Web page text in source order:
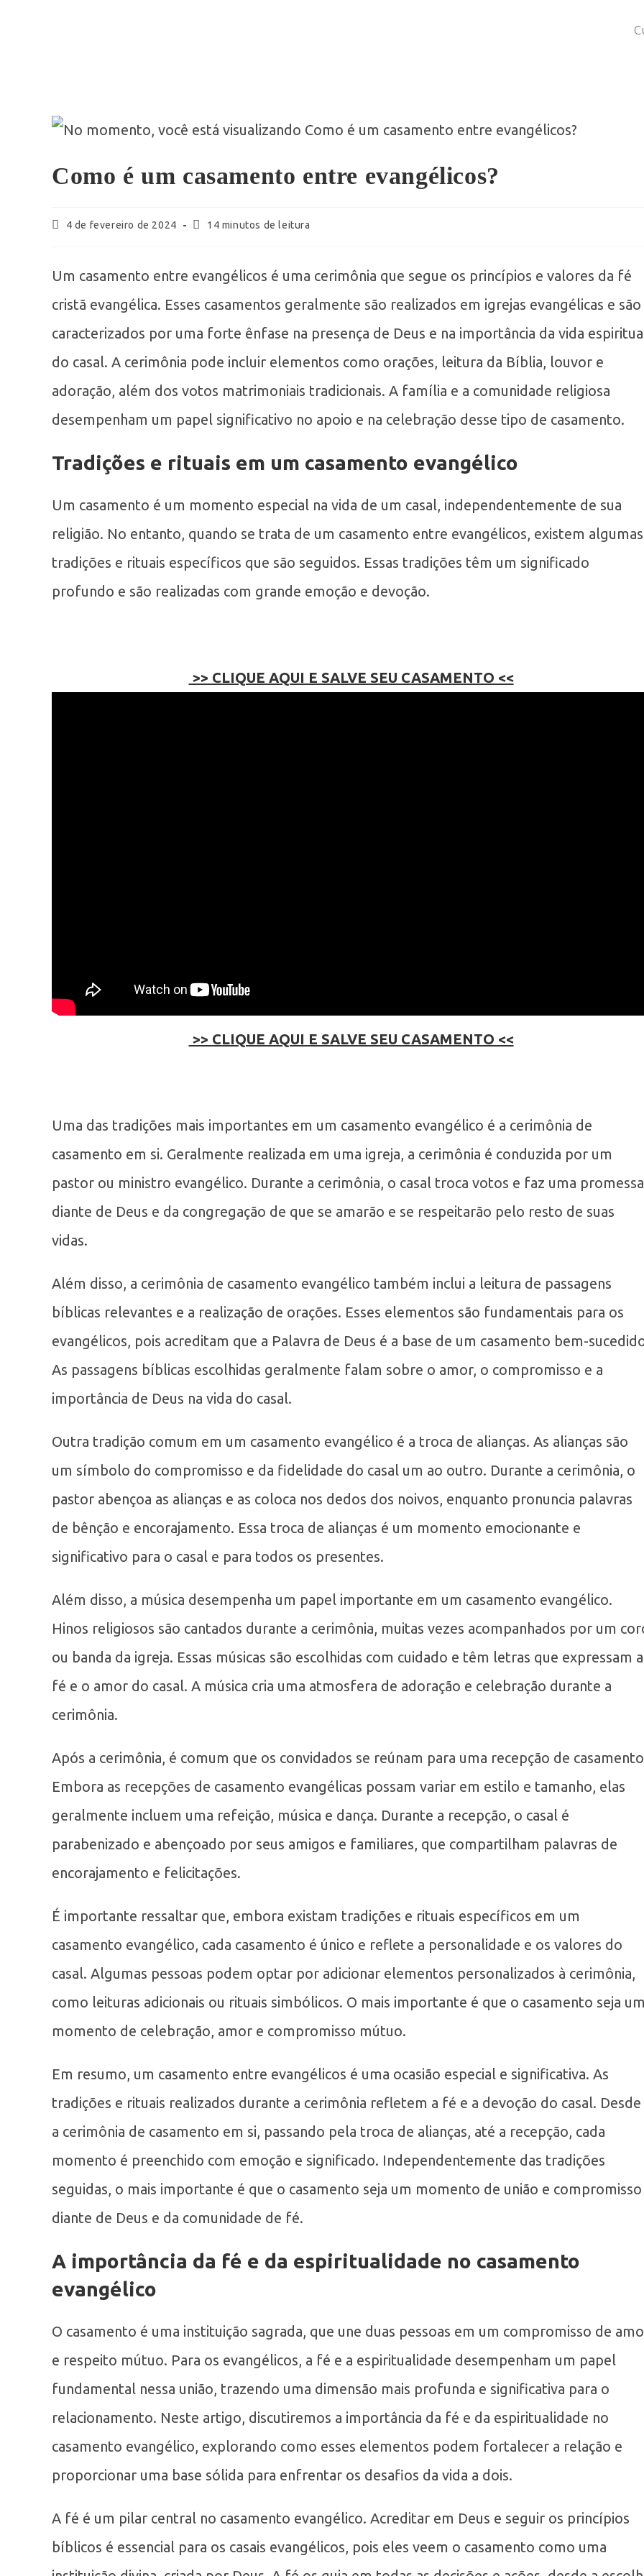
Como é um casamento entre evangélicos?
4 de fevereiro de 2024 14 minutos de leitura
Um casamento entre evangélicos é uma cerimônia que segue os princípios e valores da fé
cristã evangélica. Esses casamentos geralmente são realizados em igrejas evangélicas e são
caracterizados por uma forte ênfase na presença de Deus e na importância da vida
do casal. A cerimônia pode incluir elementos como orações, leitura da Bíblia, louvor e
adoração, além dos votos matrimoniais tradicionais. A família e a comunidade religiosa
desempenham um papel significativo no apoio e na celebração desse tipo de casamento.
Tradições e rituais em um casamento evangélico
Um casamento é um momento especial na vida de um casal, independentemente de sua
religião. No entanto, quando se trata de um casamento entre evangélicos, existem algumas
tradições e rituais específicos que são seguidos. Essas tradições têm um significado
profundo e são realizadas com grande emoção e devoção.
>> CLIQUE AQUI E SALVE SEU CASAMENTO <<
>> CLIQUE AQUI E SALVE SEU CASAMENTO <<
Uma das tradições mais importantes em um casamento evangélico é a cerimônia de
casamento em si. Geralmente realizada em uma igreja, a cerimônia é conduzida por um
pastor ou ministro evangélico. Durante a cerimônia, o casal troca votos e faz uma promessa
diante de Deus e da congregação de que se amarão e se respeitarão pelo resto de suas
vidas.
Além disso, a cerimônia de casamento evangélico também inclui a leitura de passagens
bíblicas relevantes e a realização de orações. Esses elementos são fundamentais para os
evangélicos, pois acreditam que a Palavra de Deus é a base de um casamento bem-
As passagens bíblicas escolhidas geralmente falam sobre o amor, o compromisso e a
importância de Deus na vida do casal.
Outra tradição comum em um casamento evangélico é a troca de alianças. As alianças são
um símbolo do compromisso e da fidelidade do casal um ao outro. Durante a cerimônia, o
pastor abençoa as alianças e as coloca nos dedos dos noivos, enquanto pronuncia palavras
de bênção e encorajamento. Essa troca de alianças é um momento emocionante e
significativo para o casal e para todos os presentes.
Além disso, a música desempenha um papel importante em um casamento evangélico.
Hinos religiosos são cantados durante a cerimônia, muitas vezes acompanhados por um
ou banda da igreja. Essas músicas são escolhidas com cuidado e têm letras que expressam a
fé e o amor do casal. A música cria uma atmosfera de adoração e celebração durante a
cerimônia.
Após a cerimônia, é comum que os convidados se reúnam para uma recepção de
Embora as recepções de casamento evangélicas possam variar em estilo e tamanho, elas
geralmente incluem uma refeição, música e dança. Durante a recepção, o casal é
parabenizado e abençoado por seus amigos e familiares, que compartilham palavras de
encorajamento e felicitações.
É importante ressaltar que, embora existam tradições e rituais específicos em um
casamento evangélico, cada casamento é único e reflete a personalidade e os valores do
casal. Algumas pessoas podem optar por adicionar elementos personalizados à cerimônia,
como leituras adicionais ou rituais simbólicos. O mais importante é que o casamento seja
momento de celebração, amor e compromisso mútuo.
Em resumo, um casamento entre evangélicos é uma ocasião especial e significativa. As
tradições e rituais realizados durante a cerimônia refletem a fé e a devoção do casal. Desde
a cerimônia de casamento em si, passando pela troca de alianças, até a recepção, cada
momento é preenchido com emoção e significado. Independentemente das tradições
seguidas, o mais importante é que o casamento seja um momento de união e compromisso
diante de Deus e da comunidade de fé.
A importância da fé e da espiritualidade no casamento
evangélico
O casamento é uma instituição sagrada, que une duas pessoas em um compromisso de
e respeito mútuo. Para os evangélicos, a fé e a espiritualidade desempenham um papel
fundamental nessa união, trazendo uma dimensão mais profunda e significativa para o
relacionamento. Neste artigo, discutiremos a importância da fé e da espiritualidade no
casamento evangélico, explorando como esses elementos podem fortalecer a relação e
proporcionar uma base sólida para enfrentar os desafios da vida a dois.
A fé é um pilar central no casamento evangélico. Acreditar em Deus e seguir os princípios
bíblicos é essencial para os casais evangélicos, pois eles veem o casamento como uma